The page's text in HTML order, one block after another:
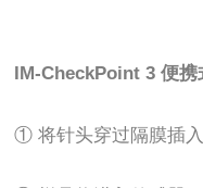
IM-CheckPoint 3 便携式
① 将针头穿过隔膜插入